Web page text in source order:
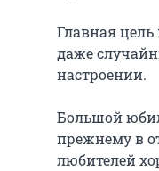
Главная
даже
настроении.
Большой
прежнему в
любителей